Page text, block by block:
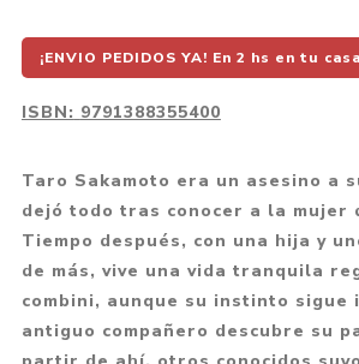
¡ENVIO PEDIDOS YA! En 2 hs en tu
ISBN: 9791388355400
Taro Sakamoto era un asesino a
dejó todo tras conocer a la mujer
Tiempo después, con una hija y
de más, vive una vida tranquila
combini, aunque su instinto sigue
antiguo compañero descubre su